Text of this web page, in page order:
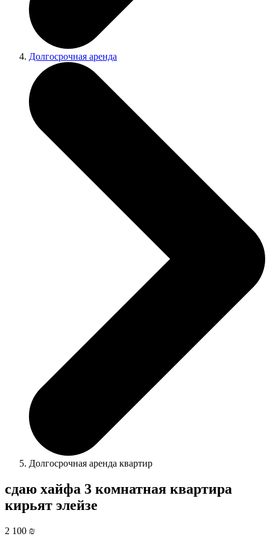
Долгосрочная аренда
Долгосрочная аренда квартир
сдаю хайфа 3 комнатная квартира
кирьят элейзе
2 100 ₪